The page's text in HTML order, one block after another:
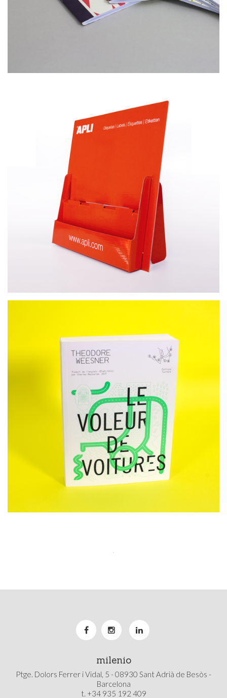
milenio
Ptge. Dolors Ferrer i Vidal, 5 - 08930 Sant Adrià de Besòs -
Barcelona
t. +34 935 192 409